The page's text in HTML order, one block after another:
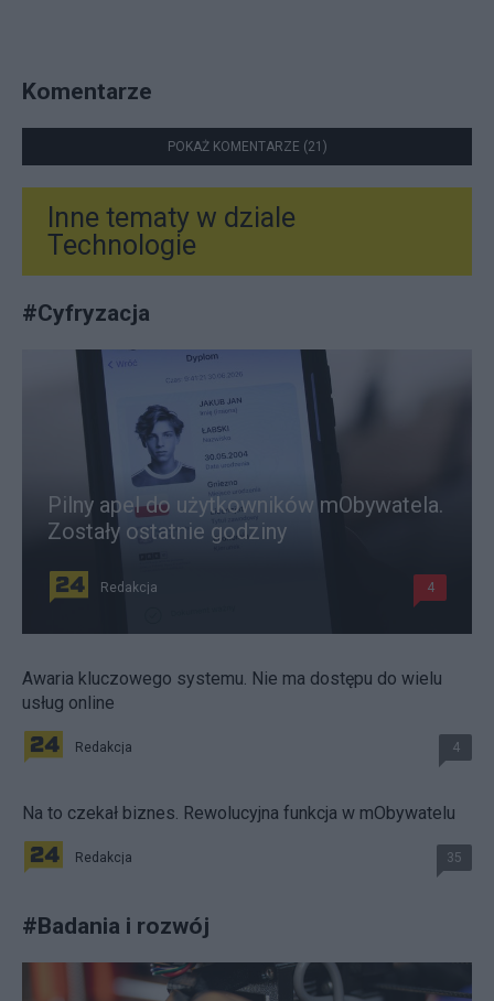
Komentarze
POKAŻ KOMENTARZE (21)
Inne tematy w dziale
Technologie
#Cyfryzacja
Pilny apel do użytkowników mObywatela.
Zostały ostatnie godziny
Redakcja 4
Awaria kluczowego systemu. Nie ma dostępu do wielu
usług online
Redakcja 4
Na to czekał biznes. Rewolucyjna funkcja w mObywatelu
Redakcja 35
#Badania i rozwój